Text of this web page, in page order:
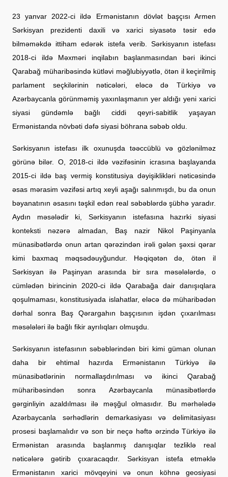
23 yanvar 2022-ci ildə Ermənistanın dövlət başçısı Armen
Sərkisyan prezidenti daxili və xarici siyasətə təsir edə
bilməməkdə ittiham edərək istefa verib. Sərkisyanın istefası
2018-ci ildə Məxməri inqilabın başlanmasından bəri ikinci
Qarabağ müharibəsində kütləvi məğlubiyyətlə, ötən il keçirilmiş
parlament seçkilərinin nəticələri, eləcə də Türkiyə və
Azərbaycanla görünməmiş yaxınlaşmanın yer aldığı yeni xarici
siyasi gündəmlə bağlı ciddi qeyri-sabitlik yaşayan
Ermənistanda növbəti dəfə siyasi böhrana səbəb oldu.
Sərkisyanın istefası ilk oxunuşda təəccüblü və gözlənilməz
görünə bilər. O, 2018-ci ildə vəzifəsinin icrasına başlayanda
2015-ci ildə baş vermiş konstitusiya dəyişiklikləri nəticəsində
əsas mərasim vəzifəsi artıq xeyli aşağı salınmışdı, bu da onun
bəyanatının əsasını təşkil edən real səbəblərdə şübhə yaradır.
Aydın məsələdir ki, Sərkisyanın istefasına hazırki siyasi
konteksti nəzərə almadan, Baş nazir Nikol Paşinyanla
münasibətlərdə onun artan qərəzindən irəli gələn şəxsi qərar
kimi baxmaq məqsədəuyğundur. Həqiqətən də, ötən il
Sərkisyan ilə Paşinyan arasında bir sıra məsələlərdə, o
cümlədən birincinin 2020-ci ildə Qarabağa dair danışıqlara
qoşulmaması, konstitusiyada islahatlar, eləcə də müharibədən
dərhal sonra Baş Qərargahın başçısının işdən çıxarılması
məsələləri ilə bağlı fikir ayrılıqları olmuşdu.
Sərkisyanın istefasının səbəblərindən biri kimi güman olunan
daha bir ehtimal hazırda Ermənistanın Türkiyə ilə
münasibətlərinin normallaşdırılması və ikinci Qarabağ
müharibəsindən sonra Azərbaycanla münasibətlərdə
gərginliyin azaldılması ilə məşğul olmasıdır. Bu mərhələdə
Azərbaycanla sərhədlərin demarkasiyası və delimitasiyası
prosesi başlamalıdır və son bir neçə həftə ərzində Türkiyə ilə
Ermənistan arasında başlanmış danışıqlar tezliklə real
nəticələrə gətirib çıxaracaqdır. Sərkisyan istefa etməklə
Ermənistanın xarici mövqeyini və onun köhnə geosiyasi